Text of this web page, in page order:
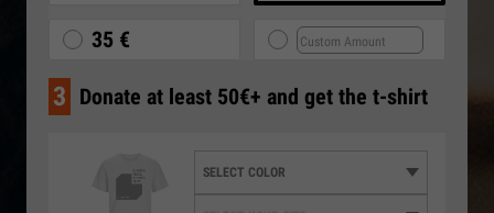
35 €
3 Donate at least 50€+ and get the t-shirt